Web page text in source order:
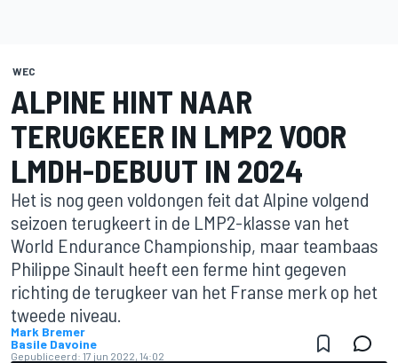
WEC
ALPINE HINT NAAR
TERUGKEER IN LMP2 VOOR
LMDH-DEBUUT IN 2024
Het is nog geen voldongen feit dat Alpine volgend
seizoen terugkeert in de LMP2-klasse van het
World Endurance Championship, maar teambaas
Philippe Sinault heeft een ferme hint gegeven
richting de terugkeer van het Franse merk op het
tweede niveau.
Mark Bremer
Basile Davoine
Gepubliceerd: 17 jun 2022, 14:02